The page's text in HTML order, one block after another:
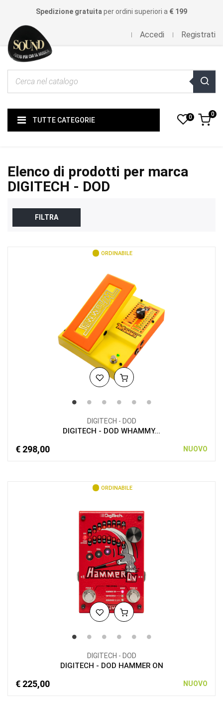
Spedizione gratuita per ordini superiori a € 199
Accedi Registrati
TUTTE CATEGORIE 0 0
Elenco di prodotti per marca
DIGITECH - DOD
FILTRA
ORDINABILE
DIGITECH - DOD
DIGITECH - DOD WHAMMY...
€ 298,00 NUOVO
ORDINABILE
DIGITECH - DOD
DIGITECH - DOD HAMMER ON
€ 225,00 NUOVO